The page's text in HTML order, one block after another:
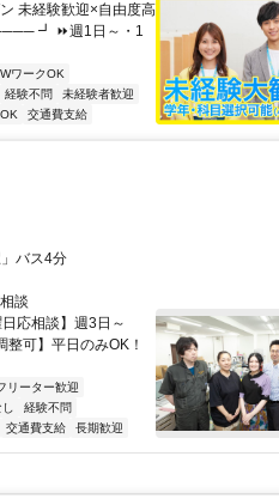
経験歓迎×自由度高
┛ ⏩週1日～・1
ワークOK
経験不問
未経験者歓迎
交通費支給
バス4分
談
応相談】週3日～
可】平日のみOK！
リーター歓迎
経験不問
交通費支給 長期歓迎